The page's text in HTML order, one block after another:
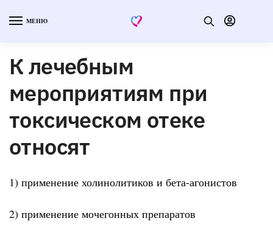
МЕНЮ
К лечебным
мероприятиям при
токсическом отеке
относят
1) применение холинолитиков и бета-агонистов
2) применение мочегонных препаратов